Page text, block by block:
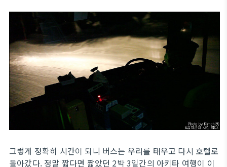
그렇게 정확히 시간이 되니 버스는 우리를 태우고 다시 호텔로
돌아갔다. 정말 짧다면 짧았던 2박 3일간의 아키타 여행이 이